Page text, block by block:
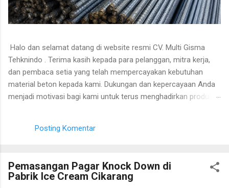
Halo dan selamat datang di website resmi CV. Multi Gisma
Tehknindo . Terima kasih kepada para pelanggan, mitra kerja,
dan pembaca setia yang telah mempercayakan kebutuhan
material beton kepada kami. Dukungan dan kepercayaan Anda
menjadi motivasi bagi kami untuk terus menghadirkan produk
kami akan membagikan informasi mengenai PRICELIST BESI
keunggulan, serta kisaran harga besi beton yang dapat
disesuaikan dengan kebutuhan proyek Anda. Kami memahami
Posting Komentar
Pemasangan Pagar Knock Down di
Pabrik Ice Cream Cikarang